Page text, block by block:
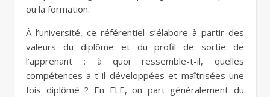
ou la formation.
À l’université, ce référentiel s’élabore à partir des
valeurs du diplôme et du profil de sortie de
l’apprenant : à quoi ressemble-t-il, quelles
compétences a-t-il développées et maîtrisées une
fois diplômé ? En FLE, on part généralement du